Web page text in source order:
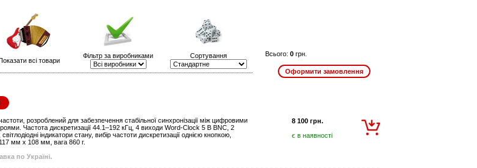
всі товари
Фільтр за виробниками Сортування Всього: 0 грн.
розроблений для забезпечення стабільної синхронізації між цифровими
Частота дискретизації 44.1–192 кГц, 4 виходи Word-Clock 5 В BNC, 2
індикатори стану, вибір частоти дискретизації однією кнопкою,
мм x 108 мм, вага 860 г.
по Україні.
8 100 грн.
є в наявності